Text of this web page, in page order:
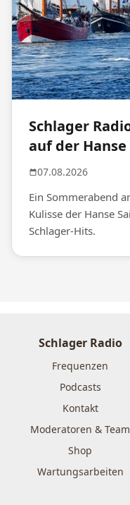
Schlager
auf der Hanse
07.08.2026
Ein Sommerabend
Kulisse der Hanse
Schlager-Hits.
Schlager Radio
Frequenzen
Podcasts
Kontakt
Moderatoren & Team
Shop
Wartungsarbeiten